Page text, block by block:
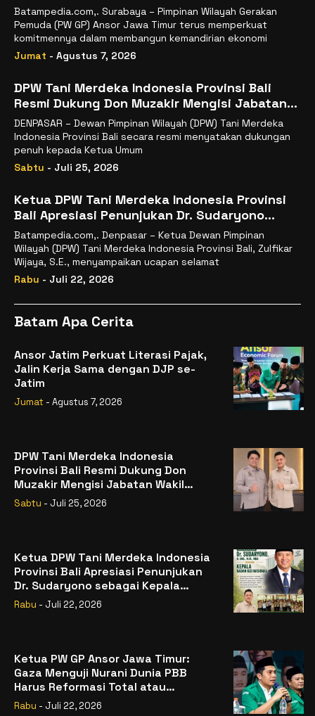
Batampedia.com,. Surabaya – Pimpinan Wilayah Gerakan
Pemuda (PW GP) Ansor Jawa Timur terus memperkuat
komitmennya dalam membangun kemandirian ekonomi
Jumat - Agustus 7, 2026
DPW Tani Merdeka Indonesia Provinsi Bali
Resmi Dukung Don Muzakir Mengisi Jabatan
Wakil Menteri Pertanian RI
DENPASAR – Dewan Pimpinan Wilayah (DPW) Tani Merdeka
Indonesia Provinsi Bali secara resmi menyatakan dukungan
penuh kepada Ketua Umum
Sabtu - Juli 25, 2026
Ketua DPW Tani Merdeka Indonesia Provinsi
Bali Apresiasi Penunjukan Dr. Sudaryono
sebagai Kepala Badan Gizi Nasional
Batampedia.com,. Denpasar – Ketua Dewan Pimpinan
Wilayah (DPW) Tani Merdeka Indonesia Provinsi Bali, Zulfikar
Wijaya, S.E., menyampaikan ucapan selamat
Rabu - Juli 22, 2026
Batam Apa Cerita
Ansor Jatim Perkuat Literasi Pajak,
Jalin Kerja Sama dengan DJP se-
Jatim
Jumat - Agustus 7, 2026
DPW Tani Merdeka Indonesia
Provinsi Bali Resmi Dukung Don
Muzakir Mengisi Jabatan Wakil
Menteri Pertanian RI
Sabtu - Juli 25, 2026
Ketua DPW Tani Merdeka Indonesia
Provinsi Bali Apresiasi Penunjukan
Dr. Sudaryono sebagai Kepala
Badan Gizi Nasional
Rabu - Juli 22, 2026
Ketua PW GP Ansor Jawa Timur:
Gaza Menguji Nurani Dunia PBB
Harus Reformasi Total atau
Kehilangan Legitimasi
Rabu - Juli 22, 2026